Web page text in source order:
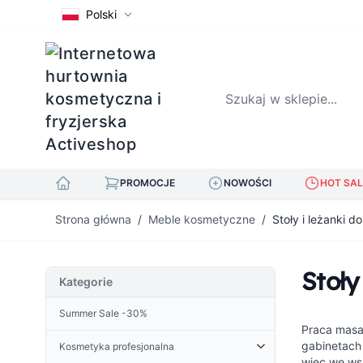
Polski
Szukaj w sklepie...
PROMOCJE NOWOŚCI HOT
Strona główna / Meble kosmetyczne / Stoły i leżanki
Praca
gabinetach
Kategorie
Summer Sale -30%
Kosmetyka profesjonalna